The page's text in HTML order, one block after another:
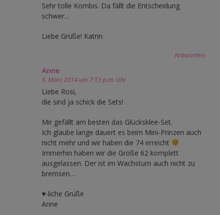
Sehr tolle Kombis. Da fällt die Entscheidung
schwer…
Liebe Grüße! Katrin
Antworten
Anne
9. März 2014 um 7:13 p.m. Uhr
Liebe Rosi,
die sind ja schick die Sets!
Mir gefällt am besten das Glücksklee-Set.
Ich glaube lange dauert es beim Mini-Prinzen auch
nicht mehr und wir haben die 74 erreicht
Immerhin haben wir die Größe 62 komplett
ausgelassen. Der ist im Wachstum auch nicht zu
bremsen…
♥-liche Grüße
Anne